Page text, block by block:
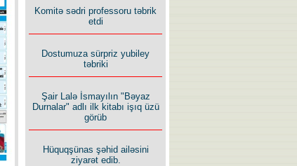
İlham İsmayıl yazır:
Rusiyanın süqutunu qaçılmaz
edən beş şərt
Komitə sədri professoru təbrik
etdi
Dostumuza sürpriz yubiley
təbriki
Şair Lalə İsmayılın "Bəyaz
Durnalar" adlı ilk kitabı işıq üzü
görüb
Hüquqşünas şəhid ailəsini
ziyarət edib.